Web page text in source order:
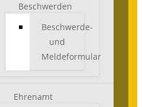
Beschwerden
Beschwerde-
und
Meldeformular
Ehrenamt